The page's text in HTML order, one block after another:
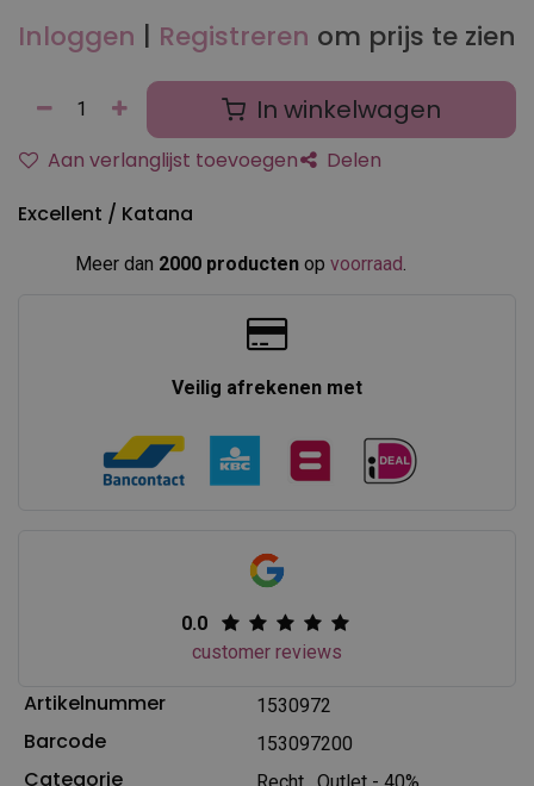
Inloggen | Registreren om prijs te zien
In winkelwagen
Aan verlanglijst toevoegen
Delen
Excellent / Katana
Meer dan 2000 producten op voorraad
Veilig afrekenen met
0.0
customer reviews
Artikelnummer 1530972
Barcode 153097200
Categorie Recht, Outlet - 40%